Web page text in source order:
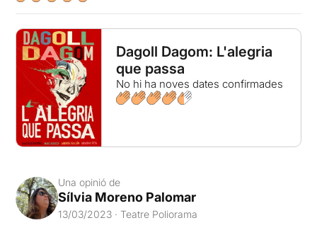
Dagoll Dagom: L'alegria
que passa
No hi ha noves dates confirmades
Una opinió de
Sílvia Moreno Palomar
13/03/2023 · Teatre Poliorama